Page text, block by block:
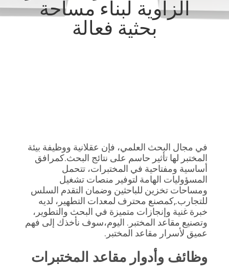
المصنع
أخبار
الحالات
اطلب
عرض
أسعار
الزاوية لبناء مساحة
بحثية فعالة
عميق لأسرار مقاعد المختبر.
وظائف وأدوار مقاعد المختبرات